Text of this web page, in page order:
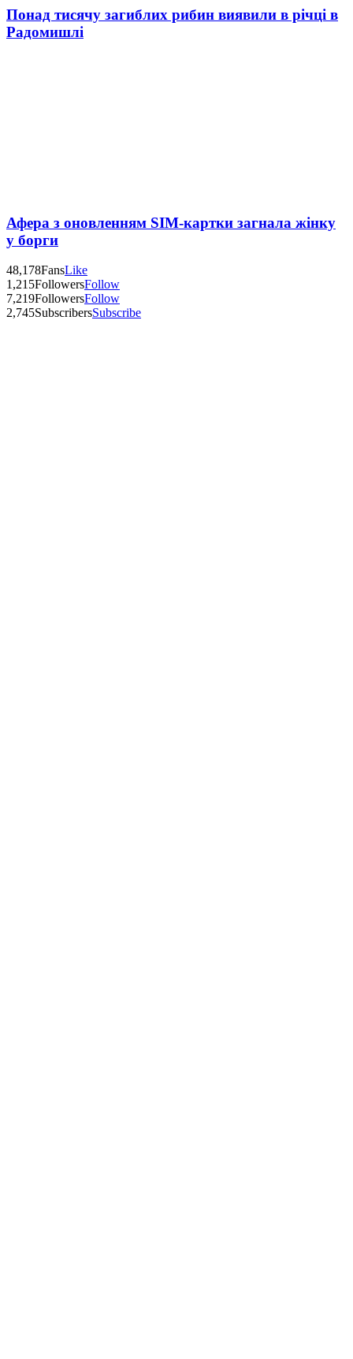
Понад тисячу загиблих рибин виявили в річці в
Радомишлі
Афера з оновленням SIM-картки загнала жінку
у борги
48,178FansLike
1,215FollowersFollow
7,219FollowersFollow
2,745SubscribersSubscribe